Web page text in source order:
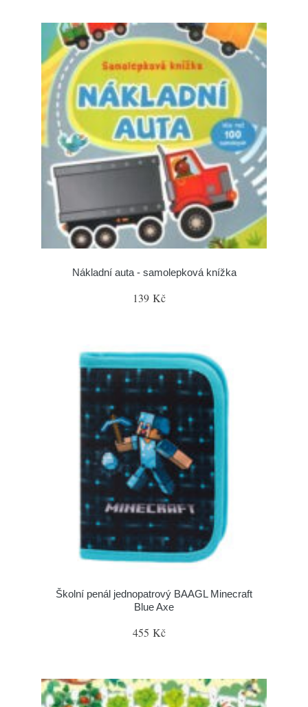
Nákladní auta - samolepková knížka
139 Kč
Školní penál jednopatrový BAAGL Minecraft
Blue Axe
455 Kč